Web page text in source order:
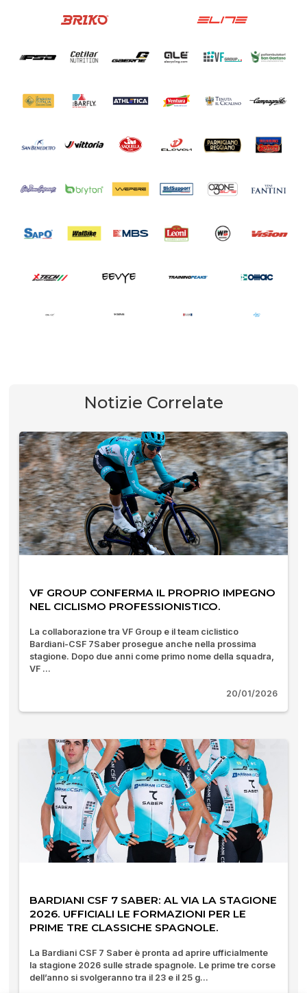
Notizie Correlate
VF GROUP CONFERMA IL PROPRIO IMPEGNO
NEL CICLISMO PROFESSIONISTICO.
La collaborazione tra VF Group e il team ciclistico
Bardiani-CSF 7Saber prosegue anche nella prossima
stagione. Dopo due anni come primo nome della squadra,
VF ...
20/01/2026
BARDIANI CSF 7 SABER: AL VIA LA STAGIONE
2026. UFFICIALI LE FORMAZIONI PER LE
PRIME TRE CLASSICHE SPAGNOLE.
La Bardiani CSF 7 Saber è pronta ad aprire ufficialmente
la stagione 2026 sulle strade spagnole. Le prime tre corse
dell’anno si svolgeranno tra il 23 e il 25 g...